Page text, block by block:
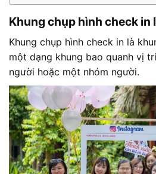
Khung chụp hình check in
Khung chụp hình check in là
một dạng khung bao quanh vị
người hoặc một nhóm người.